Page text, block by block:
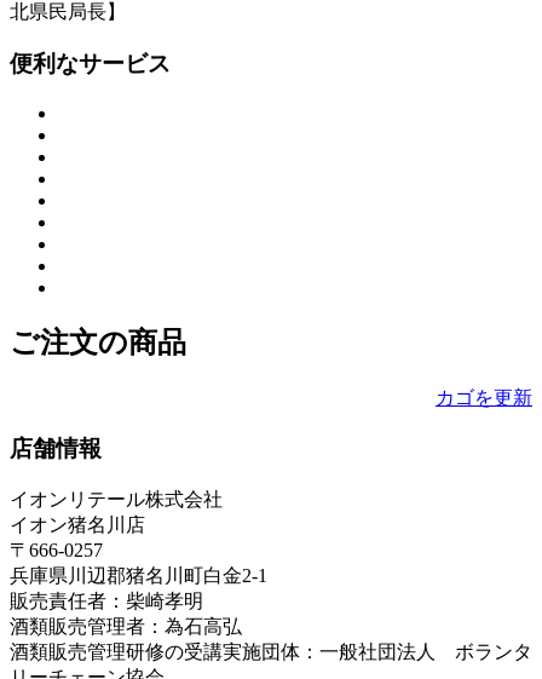
北県民局長】
便利なサービス
ご注文の商品
カゴを更新
店舗情報
イオンリテール株式会社
イオン猪名川店
〒666-0257
兵庫県川辺郡猪名川町白金2-1
販売責任者：柴崎孝明
酒類販売管理者：為石高弘
酒類販売管理研修の受講実施団体：一般社団法人 ボランタ